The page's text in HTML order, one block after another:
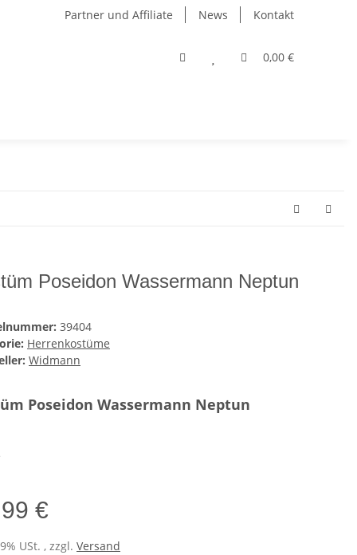
Partner und Affiliate News Kontakt
0,00 €
Poseidon Wassermann Neptun
39404
Herrenkostüme
Widmann
Poseidon Wassermann Neptun
€
USt. , zzgl. Versand